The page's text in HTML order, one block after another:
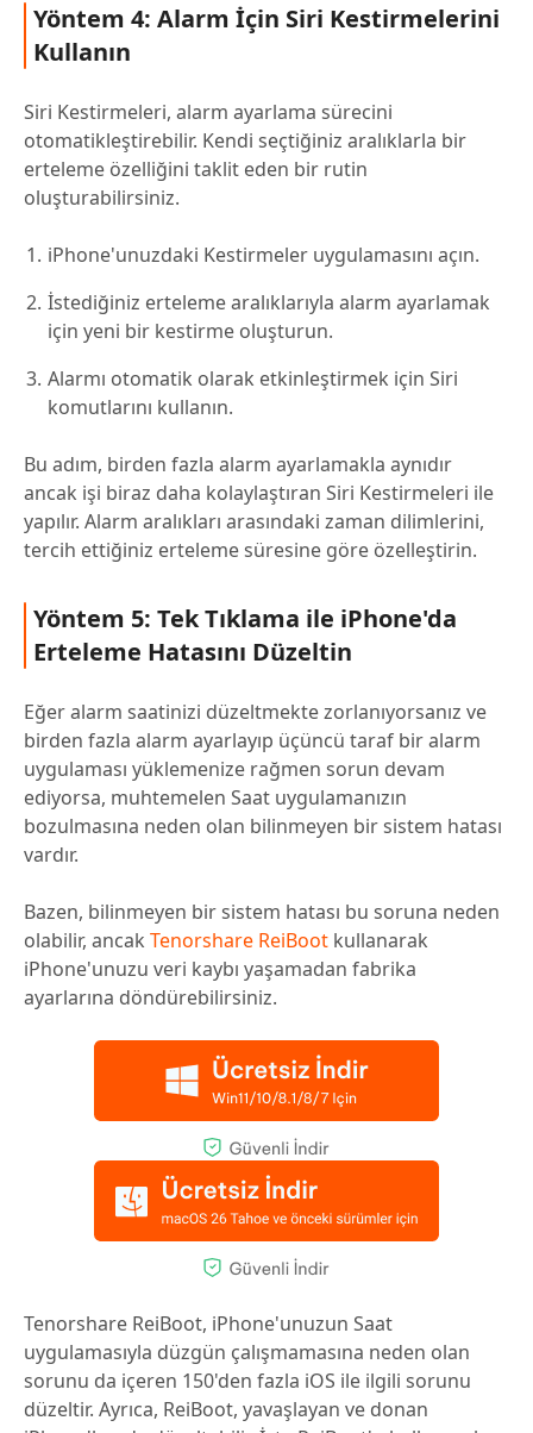
Yöntem 4: Alarm İçin Siri Kestirmelerini
Kullanın
Siri Kestirmeleri, alarm ayarlama sürecini
otomatikleştirebilir. Kendi seçtiğiniz aralıklarla bir
erteleme özelliğini taklit eden bir rutin
oluşturabilirsiniz.
iPhone'unuzdaki Kestirmeler uygulamasını açın.
İstediğiniz erteleme aralıklarıyla alarm ayarlamak
için yeni bir kestirme oluşturun.
Alarmı otomatik olarak etkinleştirmek için Siri
komutlarını kullanın.
Bu adım, birden fazla alarm ayarlamakla aynıdır
ancak işi biraz daha kolaylaştıran Siri Kestirmeleri ile
yapılır. Alarm aralıkları arasındaki zaman dilimlerini,
tercih ettiğiniz erteleme süresine göre özelleştirin.
Yöntem 5: Tek Tıklama ile iPhone'da
Erteleme Hatasını Düzeltin
Eğer alarm saatinizi düzeltmekte zorlanıyorsanız ve
birden fazla alarm ayarlayıp üçüncü taraf bir alarm
uygulaması yüklemenize rağmen sorun devam
ediyorsa, muhtemelen Saat uygulamanızın
bozulmasına neden olan bilinmeyen bir sistem hatası
vardır.
Bazen, bilinmeyen bir sistem hatası bu soruna neden
olabilir, ancak Tenorshare ReiBoot kullanarak
iPhone'unuzu veri kaybı yaşamadan fabrika
ayarlarına döndürebilirsiniz.
Tenorshare ReiBoot, iPhone'unuzun Saat
uygulamasıyla düzgün çalışmamasına neden olan
sorunu da içeren 150'den fazla iOS ile ilgili sorunu
düzeltir. Ayrıca, ReiBoot, yavaşlayan ve donan